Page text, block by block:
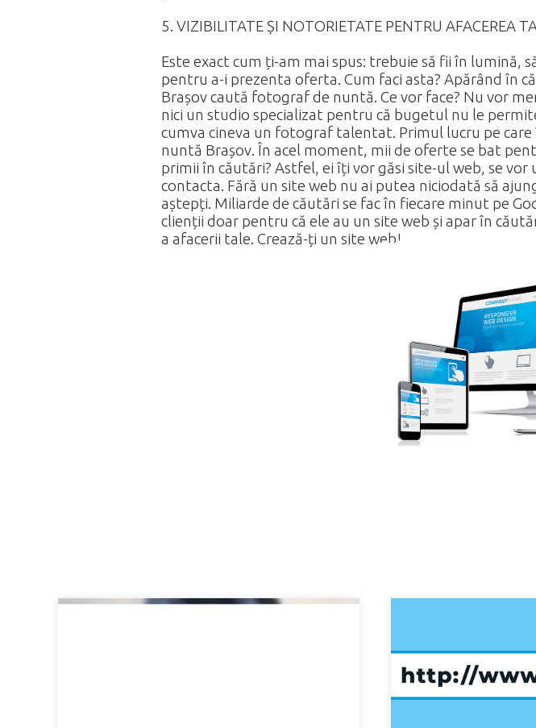
5. VIZIBILITATE ȘI NOTORIETATE PENTRU AFACEREA
Este exact cum ți-am mai spus: trebuie să fii în lumină,
pentru a-i prezenta oferta. Cum faci asta? Apărând în
Brașov caută fotograf de nuntă. Ce vor face? Nu vor
nici un studio specializat pentru că bugetul nu le
cumva cineva un fotograf talentat. Primul lucru pe
nuntă Brașov. În acel moment, mii de oferte se bat
primii în căutări? Astfel, ei îți vor găsi site-ul web, se
contacta. Fără un site web nu ai putea niciodată să
aștepți. Miliarde de căutări se fac în fiecare minut pe
clienții doar pentru că ele au un site web și apar în
a afacerii tale. Crează-ți un site web!